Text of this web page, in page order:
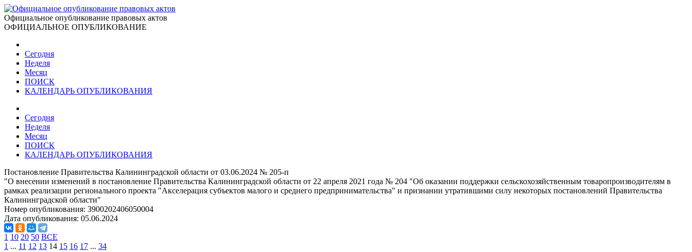
Официальное опубликование правовых актов
ОФИЦИАЛЬНОЕ ОПУБЛИКОВАНИЕ
Сегодня
Неделя
Месяц
ПОИСК
КАЛЕНДАРЬ ОПУБЛИКОВАНИЯ
Сегодня
Неделя
Месяц
ПОИСК
КАЛЕНДАРЬ ОПУБЛИКОВАНИЯ
Постановление Правительства Калининградской области от 03.06.2024 № 205-п
"О внесении изменений в постановление Правительства Калининградской области от 22 апреля 2021 года № 204 "Об оказании поддержки сельскохозяйственным товаропроизводителям в
рамках реализации регионального проекта "Акселерация субъектов малого и среднего предпринимательства" и признании утратившими силу некоторых постановлений Правительства
Калининградской области"
Номер опубликования: 3900202406050004
Дата опубликования: 05.06.2024
1 10 20 50 ВСЕ
1 ... 11 12 13 14 15 16 17 ... 34